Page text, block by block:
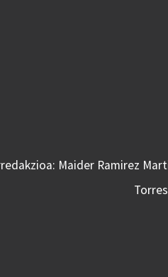
Maider Ramirez